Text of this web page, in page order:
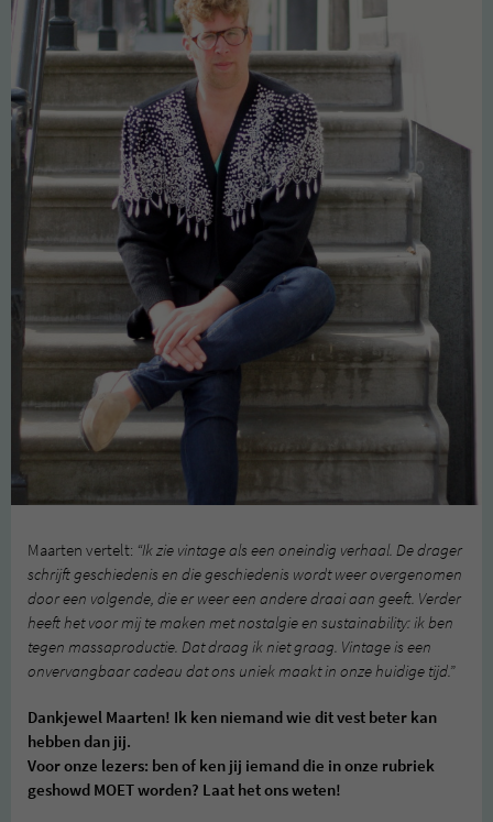
Maarten vertelt: “Ik zie vintage als een oneindig verhaal. De drager
schrijft geschiedenis en die geschiedenis wordt weer overgenomen
door een volgende, die er weer een andere draai aan geeft. Verder
heeft het voor mij te maken met nostalgie en sustainability: ik ben
tegen massaproductie. Dat draag ik niet graag. Vintage is een
onvervangbaar cadeau dat ons uniek maakt in onze huidige tijd.”
Dankjewel Maarten! Ik ken niemand wie dit vest beter kan
hebben dan jij.
Voor onze lezers: ben of ken jij iemand die in onze rubriek
geshowd MOET worden? Laat het ons weten!